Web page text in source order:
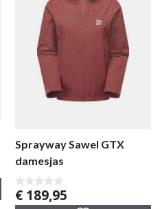
Sprayway Sawel GTX
damesjas
0
v
€ 189,95